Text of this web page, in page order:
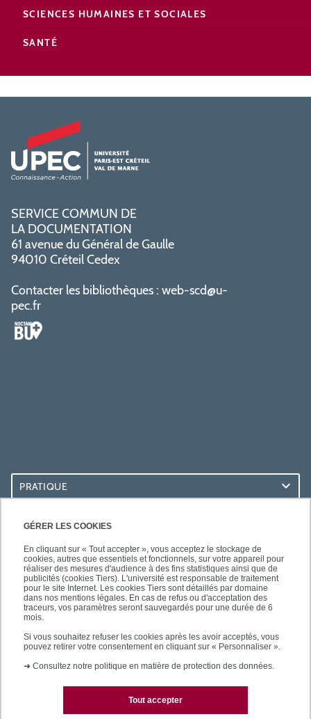
GÉRER LES COOKIES
En cliquant sur « Tout accepter », vous acceptez le stockage de
cookies, autres que essentiels et fonctionnels, sur votre appareil pour
réaliser des mesures d'audience à des fins statistiques ainsi que de
publicités (cookies Tiers). L'université est responsable de traitement
pour le site Internet. Les cookies Tiers sont détaillés par domaine
dans nos mentions légales. En cas de refus ou d'acceptation des
traceurs, vos paramètres seront sauvegardés pour une durée de 6
mois.
Si vous souhaitez refuser les cookies après les avoir acceptés, vous
pouvez retirer votre consentement en cliquant sur « Personnaliser ».
➜ Consultez notre politique en matière de protection des données.
Tout accepter
SCIENCES HUMAINES ET SOCIALES
SANTÉ
SERVICE COMMUN DE
LA DOCUMENTATION
61 avenue du Général de Gaulle
94010 Créteil Cedex
Contacter les bibliothèques : web-scd@u-
pec.fr
PRATIQUE
ACCÈS RAPIDES
LES BU SUR...
Mentions légales